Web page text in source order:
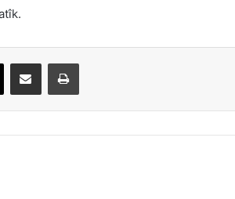
X Share via Email Print